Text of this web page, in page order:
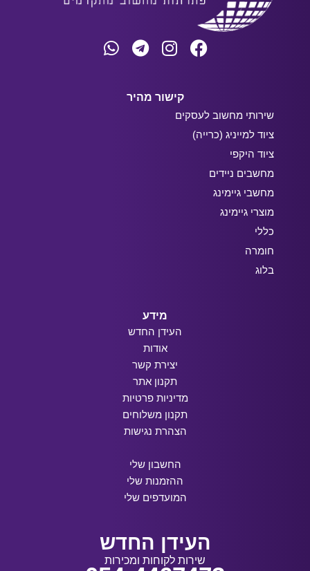
קישור מהיר
שירותי מחשוב לעסקים
ציוד למייניג (כרייה)
ציוד היקפי
מחשבים ניידים
מחשבי גיימינג
מוצרי גיימינג
כללי
חומרה
בלוג
מידע
העידן החדש
אודות
יצירת קשר
תקנון אתר
מדיניות פרטיות
תקנון משלוחים
הצהרת נגישות
החשבון שלי
ההזמנות שלי
המועדפים שלי
העידן החדש
שירות לקוחות ומכירות